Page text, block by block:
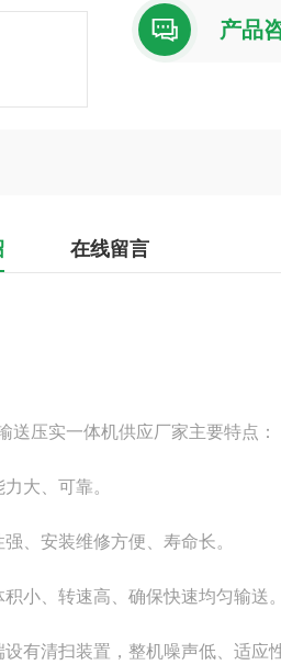
产品
在线留言
送压实一体机供应厂家主要特点：
大、可靠。
、安装维修方便、寿命长。
小、转速高、确保快速均匀输送。
有清扫装置，整机噪声低、适应